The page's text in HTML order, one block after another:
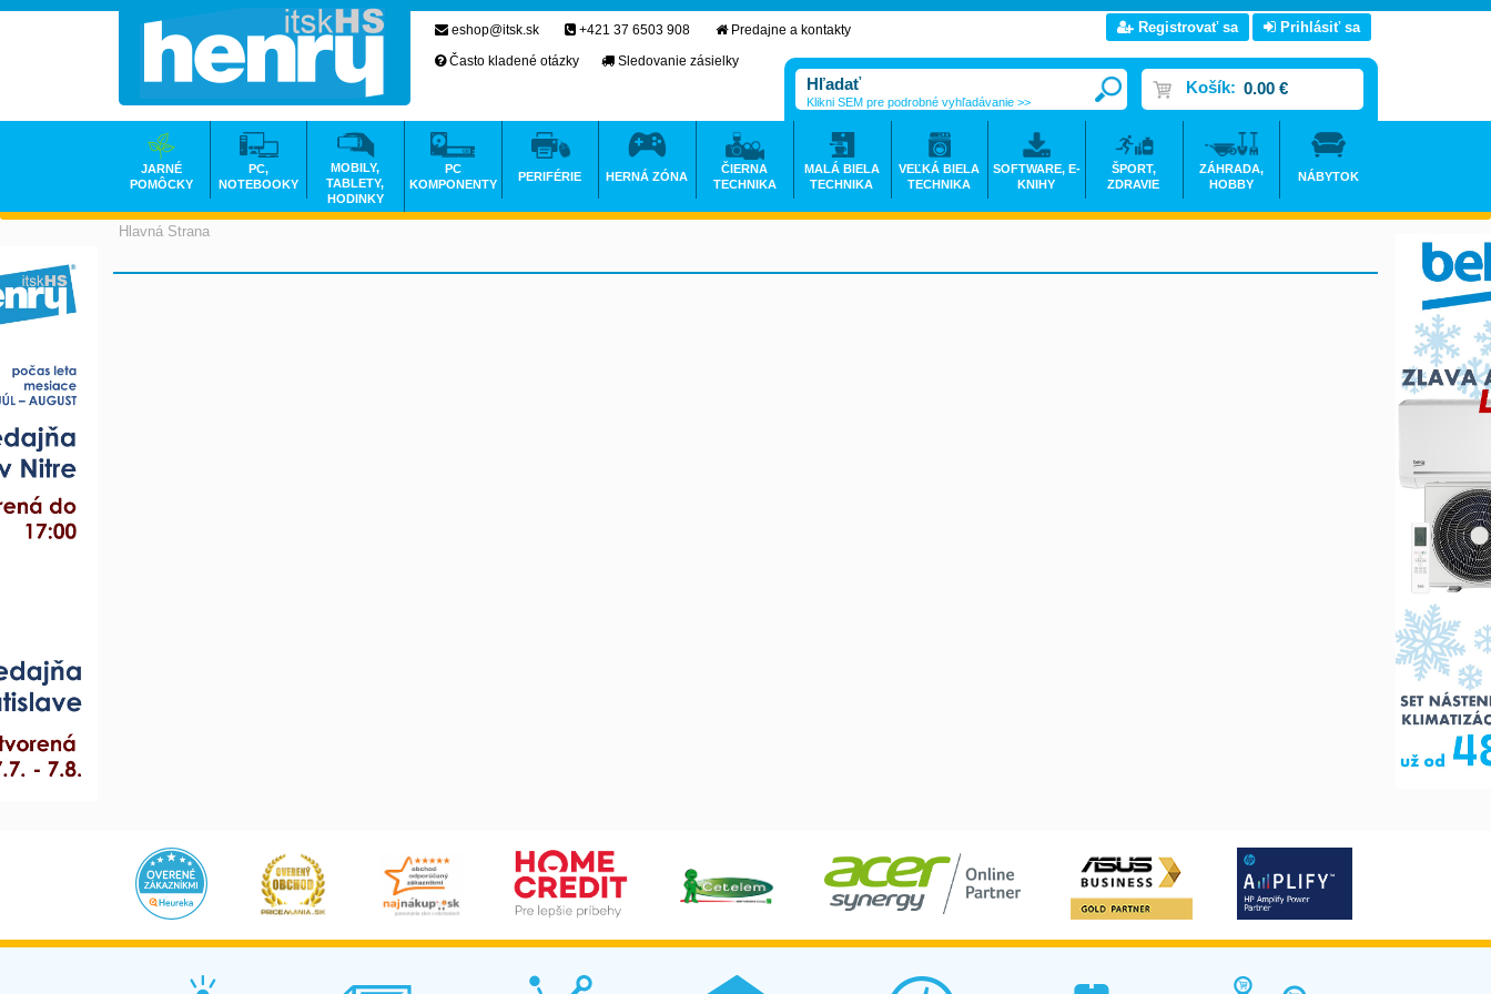
Hlavná Strana
eshop@itsk.sk +421 37 6503 908
Predajne a kontakty
Často kladené otázky
Sledovanie zásielky
Registrovať sa Prihlásiť sa
Košík: 0.00 €
Klikni SEM pre podrobné vyhľadávanie >>
JARNÉ
POMÔCKY
PC,
NOTEBOOKY
MOBILY,
TABLETY,
HODINKY
PC
KOMPONENTY
PERIFÉRIE HERNÁ ZÓNA
ČIERNA
TECHNIKA
MALÁ BIELA
TECHNIKA
VEĽKÁ BIELA
TECHNIKA
SOFTWARE, E-
KNIHY
ŠPORT,
ZDRAVIE
ZÁHRADA,
HOBBY
NÁBYTOK